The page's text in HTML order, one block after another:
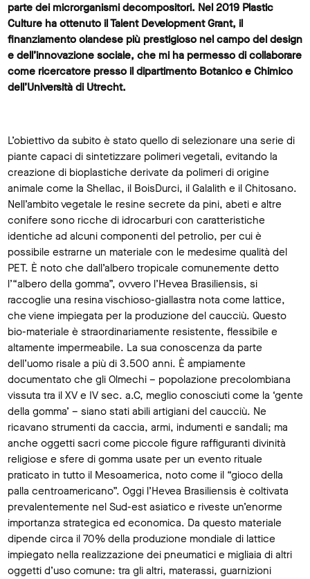
parte dei microrganismi decompositori. Nel 2019 Plastic
Culture ha ottenuto il Talent Development Grant, il
finanziamento olandese più prestigioso nel campo del design
e dell’innovazione sociale, che mi ha permesso di collaborare
come ricercatore presso il dipartimento Botanico e Chimico
dell’Università di Utrecht.
L’obiettivo da subito è stato quello di selezionare una serie di
piante capaci di sintetizzare polimeri vegetali, evitando la
creazione di bioplastiche derivate da polimeri di origine
animale come la Shellac, il BoisDurci, il Galalith e il Chitosano.
Nell’ambito vegetale le resine secrete da pini, abeti e altre
conifere sono ricche di idrocarburi con caratteristiche
identiche ad alcuni componenti del petrolio, per cui è
possibile estrarne un materiale con le medesime qualità del
PET. È noto che dall’albero tropicale comunemente detto
l’“albero della gomma”, ovvero l’Hevea Brasiliensis, si
raccoglie una resina vischioso-giallastra nota come lattice,
che viene impiegata per la produzione del caucciù. Questo
bio-materiale è straordinariamente resistente, flessibile e
altamente impermeabile. La sua conoscenza da parte
dell’uomo risale a più di 3.500 anni. È ampiamente
documentato che gli Olmechi – popolazione precolombiana
vissuta tra il XV e IV sec. a.C, meglio conosciuti come la ‘gente
della gomma’ – siano stati abili artigiani del caucciù. Ne
ricavano strumenti da caccia, armi, indumenti e sandali; ma
anche oggetti sacri come piccole figure raffiguranti divinità
religiose e sfere di gomma usate per un evento rituale
praticato in tutto il Mesoamerica, noto come il “gioco della
palla centroamericano”. Oggi l’Hevea Brasiliensis è coltivata
prevalentemente nel Sud-est asiatico e riveste un’enorme
importanza strategica ed economica. Da questo materiale
dipende circa il 70% della produzione mondiale di lattice
impiegato nella realizzazione dei pneumatici e migliaia di altri
oggetti d’uso comune: tra gli altri, materassi, guarnizioni